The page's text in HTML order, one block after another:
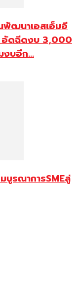
พัฒนาเอสเอ็มอี
อัดฉีดงบ 3,000
งบอีก...
รณาการSMEสู่